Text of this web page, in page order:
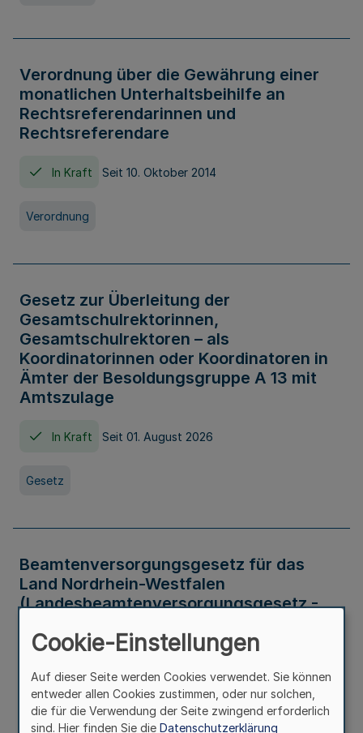
Verordnung über die Gewährung einer
monatlichen Unterhaltsbeihilfe an
Rechtsreferendarinnen und
Rechtsreferendare
In Kraft Seit 10. Oktober 2014
Verordnung
Gesetz zur Überleitung der
Gesamtschulrektorinnen,
Gesamtschulrektoren – als
Koordinatorinnen oder Koordinatoren in
Ämter der Besoldungsgruppe A 13 mit
Amtszulage
In Kraft Seit 01. August 2026
Gesetz
Beamtenversorgungsgesetz für das
Land Nordrhein-Westfalen
(Landesbeamtenversorgungsgesetz -
Gesetz
Cookie-Einstellungen
Auf dieser Seite werden Cookies verwendet. Sie können
entweder allen Cookies zustimmen, oder nur solchen,
die für die Verwendung der Seite zwingend erforderlich
sind. Hier finden Sie die Datenschutzerklärung